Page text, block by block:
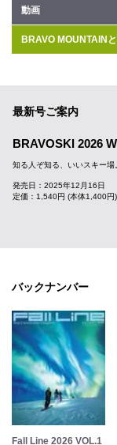
動画
BRAVO MOUNTAIN
最新号ご案内
BRAVOSKI 2026
知る人ぞ知る、いいスキー
発売日：2025年12月16日
定価：1,540円 (本体1,400円)
バックナンバー
Fall Line 2026 VOL.1